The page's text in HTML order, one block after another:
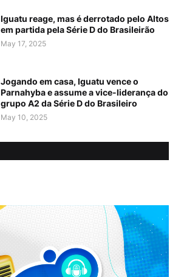
Iguatu reage, mas é derrotado pelo Altos
em partida pela Série D do Brasileirão
May 17, 2025
Jogando em casa, Iguatu vence o
Parnahyba e assume a vice-liderança do
grupo A2 da Série D do Brasileiro
May 10, 2025